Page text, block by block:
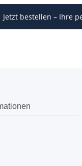
Jetzt bestellen – Ihre